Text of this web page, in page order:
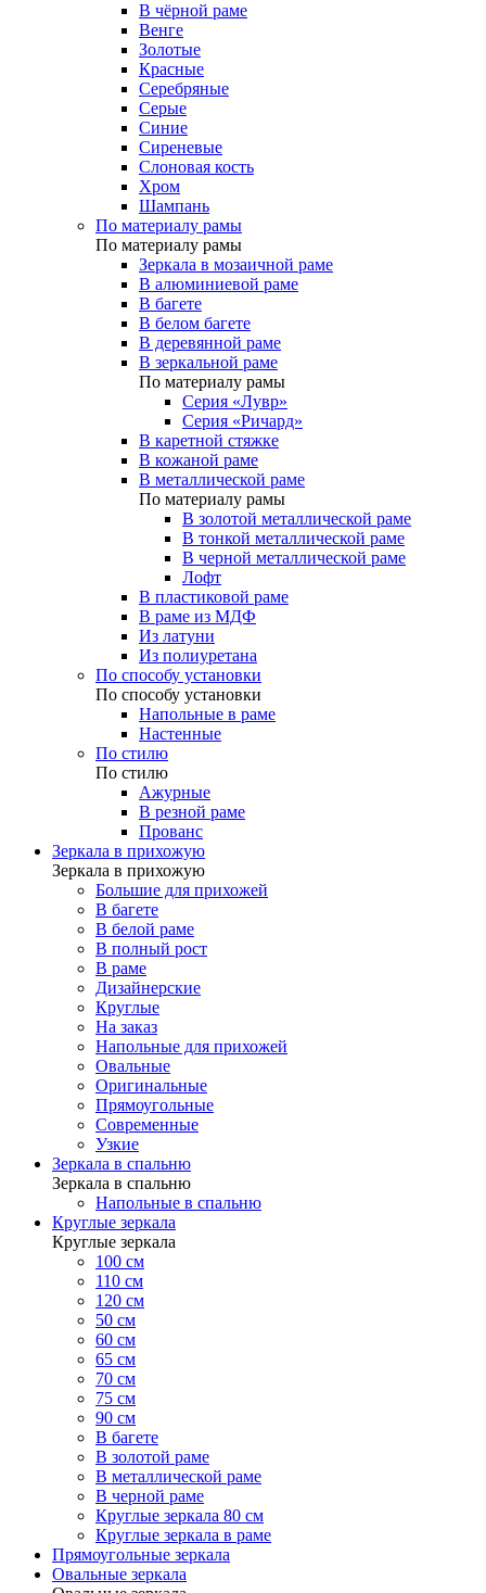
В чёрной раме
Венге
Золотые
Красные
Серебряные
Серые
Синие
Сиреневые
Слоновая кость
Хром
Шампань
По материалу рамы
По материалу рамы
Зеркала в мозаичной раме
В алюминиевой раме
В багете
В белом багете
В деревянной раме
В зеркальной раме
По материалу рамы
Серия «Лувр»
Серия «Ричард»
В каретной стяжке
В кожаной раме
В металлической раме
По материалу рамы
В золотой металлической раме
В тонкой металлической раме
В черной металлической раме
Лофт
В пластиковой раме
В раме из МДФ
Из латуни
Из полиуретана
По способу установки
По способу установки
Напольные в раме
Настенные
По стилю
По стилю
Ажурные
В резной раме
Прованс
Зеркала в прихожую
Зеркала в прихожую
Большие для прихожей
В багете
В белой раме
В полный рост
В раме
Дизайнерские
Круглые
На заказ
Напольные для прихожей
Овальные
Оригинальные
Прямоугольные
Современные
Узкие
Зеркала в спальню
Зеркала в спальню
Напольные в спальню
Круглые зеркала
Круглые зеркала
100 см
110 см
120 см
50 см
60 см
65 см
70 см
75 см
90 см
В багете
В золотой раме
В металлической раме
В черной раме
Круглые зеркала 80 см
Круглые зеркала в раме
Прямоугольные зеркала
Овальные зеркала